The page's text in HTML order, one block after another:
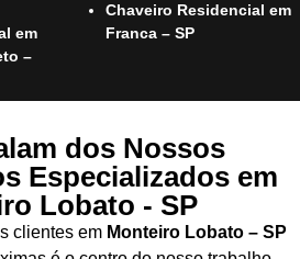
em
–
Chaveiro Residencial em
Franca – SP
dos Nossos
Especializados em
Lobato - SP
clientes em Monteiro Lobato – SP